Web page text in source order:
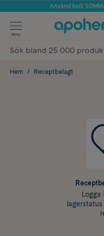
Årets Butik
Använd kod:
✓
✓
Meny
Hem Receptbelagt